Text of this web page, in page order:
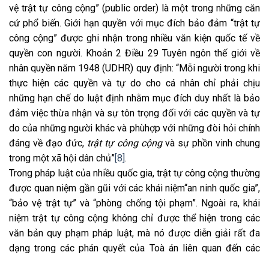
vệ trật tự công cộng” (public order) là một trong những căn
cứ phổ biến. Giới hạn quyền với mục đích bảo đảm “trật tự
công cộng” được ghi nhận trong nhiều văn kiện quốc tế về
quyền con người. Khoản 2 Điều 29 Tuyên ngôn thế giới về
nhân quyền năm 1948 (UDHR) quy định: “Mỗi người trong khi
thực hiện các quyền và tự do cho cá nhân chỉ phải chịu
những hạn chế do luật định nhằm mục đích duy nhất là bảo
đảm việc thừa nhận và sự tôn trọng đối với các quyền và tự
do của những người khác và phùhợp với những đòi hỏi chính
đáng về đạo đức, trật tự công cộngvà sự phồn vinh chung
trong một xã hội dân chủ” [8] .
Trong pháp luật của nhiều quốc gia, trật tự công cộng thường
được quan niệm gần gũi với các khái niệm“an ninh quốc gia”,
“bảo vệ trật tự” và “phòng chống tội phạm”. Ngoài ra, khái
niệm trật tự công cộng không chỉ được thể hiện trong các
văn bản quy phạm pháp luật, mà nó được diễn giải rất đa
dạng trong các phán quyết của Toà án liên quan đến các